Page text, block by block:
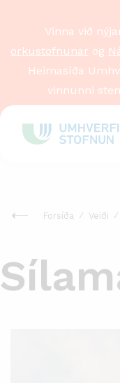
Vinna við
orkustofnunar og
Heimasíða
vinnunni
Forsíða Veiði